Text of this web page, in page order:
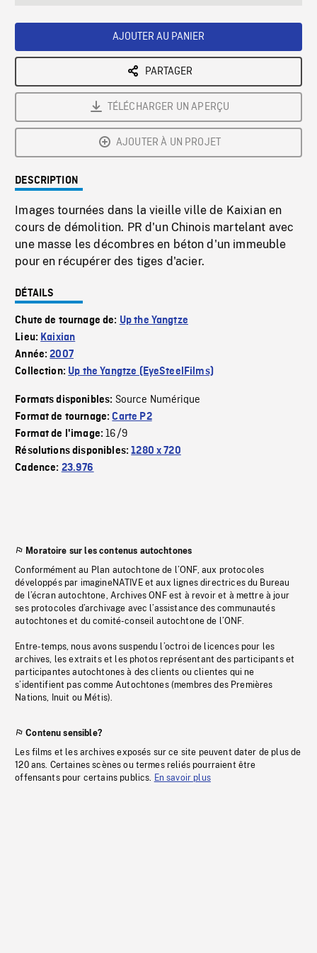
AJOUTER AU PANIER
PARTAGER
TÉLÉCHARGER UN APERÇU
AJOUTER À UN PROJET
DESCRIPTION
Images tournées dans la vieille ville de Kaixian en
cours de démolition. PR d'un Chinois martelant avec
une masse les décombres en béton d'un immeuble
pour en récupérer des tiges d'acier.
DÉTAILS
Chute de tournage de: Up the Yangtze
Lieu: Kaixian
Année:2007
Collection: Up the Yangtze (EyeSteelFilms)
Formats disponibles: Source Numérique
Format de tournage:Carte P2
Format de l'image:16/9
Résolutions disponibles:1280 x 720
Cadence: 23.976
Moratoire sur les contenus autochtones
Conformément au Plan autochtone de l’ONF, aux protocoles
développés par imagineNATIVE et aux lignes directrices du Bureau
de l’écran autochtone, Archives ONF est à revoir et à mettre à jour
ses protocoles d’archivage avec l’assistance des communautés
autochtones et du comité-conseil autochtone de l’ONF.
Entre-temps, nous avons suspendu l’octroi de licences pour les
archives, les extraits et les photos représentant des participants et
participantes autochtones à des clients ou clientes qui ne
s’identifient pas comme Autochtones (membres des Premières
Nations, Inuit ou Métis).
Contenu sensible?
Les films et les archives exposés sur ce site peuvent dater de plus de
120 ans. Certaines scènes ou termes reliés pourraient être
offensants pour certains publics. En savoir plus